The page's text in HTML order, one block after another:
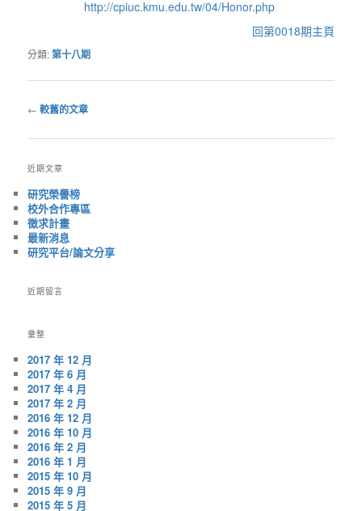
http://cpiuc.kmu.edu.tw/04/Honor.php
回第0018期主頁
分類:第十八期
章
導
覽
← 較舊的文章
近期文章
研究榮譽榜
校外合作專區
徵求計畫
最新消息
研究平台/論文分享
近期留言
彙整
2017 年 12 月
2017 年 6 月
2017 年 4 月
2017 年 2 月
2016 年 12 月
2016 年 10 月
2016 年 2 月
2016 年 1 月
2015 年 10 月
2015 年 9 月
2015 年 5 月